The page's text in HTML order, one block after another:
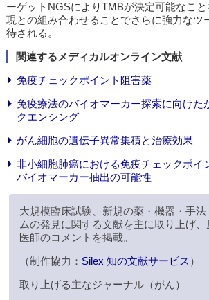
ーゲットNGSによりTMBが決定可能なこ
現との組み合わせることでさらに強力なツ
待される。
関連するメディカルオンライン文献
免疫チェックポイント阻害薬
免疫療法のバイオマーカー探索に向けた
クエンシング
がん細胞の遺伝子異常集積と治療効果
非小細胞肺癌における免疫チェックポイ
バイオマーカー抽出の可能性
大規模臨床試験、新規の薬・機器・手
ムの発見に関する文献を主に取り上げ
医師のコメントを掲載。
（制作協力： Silex 知の文献サービス ）
取り上げる主なジャーナル（がん）